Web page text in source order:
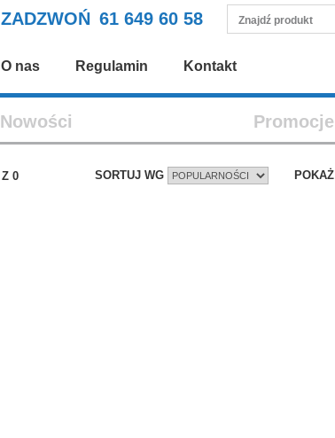
ZADZWOŃ 61 649 60 58
O nas Regulamin Kontakt
Nowości Promocje
Z 0 SORTUJ WG POKAŻ